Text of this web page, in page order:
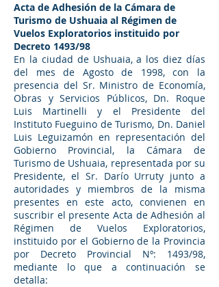
Acta de Adhesión de la Cámara de
Turismo de Ushuaia al Régimen de
Vuelos Exploratorios instituido por
Decreto 1493/98
En la ciudad de Ushuaia, a los diez días
del mes de Agosto de 1998, con la
presencia del Sr. Ministro de Economía,
Obras y Servicios Públicos, Dn. Roque
Luis Martinelli y el Presidente del
Instituto Fueguino de Turismo, Dn. Daniel
Luis Leguizamón en representación del
Gobierno Provincial, la Cámara de
Turismo de Ushuaia, representada por su
Presidente, el Sr. Darío Urruty junto a
autoridades y miembros de la misma
presentes en este acto, convienen en
suscribir el presente Acta de Adhesión al
Régimen de Vuelos Exploratorios,
instituido por el Gobierno de la Provincia
por Decreto Provincial Nº: 1493/98,
mediante lo que a continuación se
detalla: